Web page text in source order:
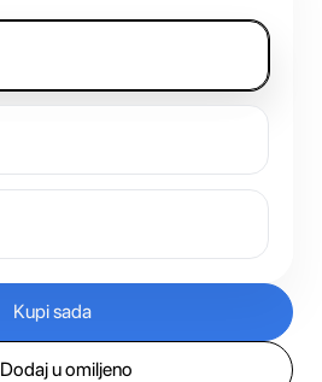
Kupi sada
Dodaj u omiljeno